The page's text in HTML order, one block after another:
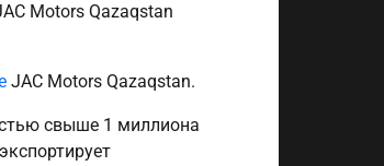
Motors Qazaqstan
JAC Motors Qazaqstan.
свыше 1 миллиона